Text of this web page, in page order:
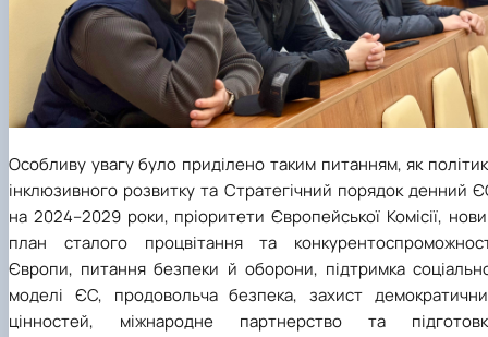
Особливу увагу було приділено таким питанням, як
інклюзивного розвитку та Стратегічний порядок денний
на 2024–2029 роки, пріоритети Європейської Комісії,
план сталого процвітання та
Європи, питання безпеки й оборони, підтримка
моделі ЄС, продовольча безпека, захист
цінностей, міжнародне партнерство та